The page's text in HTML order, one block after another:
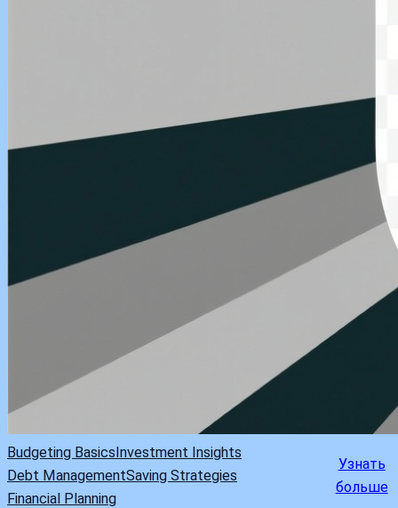
Budgeting BasicsInvestment Insights
Debt ManagementSaving Strategies
Financial Planning
Узнать
больше